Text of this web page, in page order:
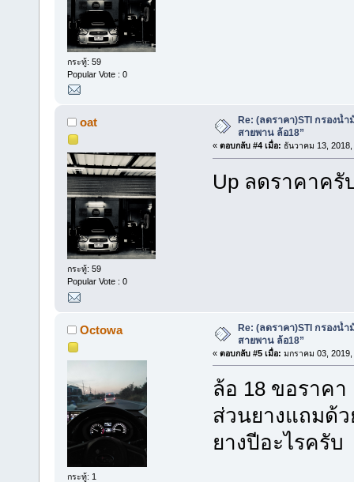
กระทู้: 59
Popular Vote : 0
oat
กระทู้: 59
Popular Vote : 0
Re: (ลดราคา)STI กรองน้ำ
สายพาน ล้อ18”
« ตอบกลับ #4 เมื่อ: ธันวาคม 13,
Up ลดราคาครั
Octowa
กระทู้: 1
Re: (ลดราคา)STI กรองน้ำ
สายพาน ล้อ18”
« ตอบกลับ #5 เมื่อ: มกราคม 03, 2019,
ล้อ 18 ขอราค
ส่วนยางแถมด้
ยางปีอะไรครับ